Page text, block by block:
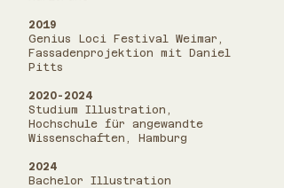
2019
Genius Loci Festival Weimar,
Fassadenprojektion mit Daniel
Pitts
2020-2024
Studium Illustration,
Hochschule für angewandte
Wissenschaften, Hamburg
2024
Bachelor Illustration